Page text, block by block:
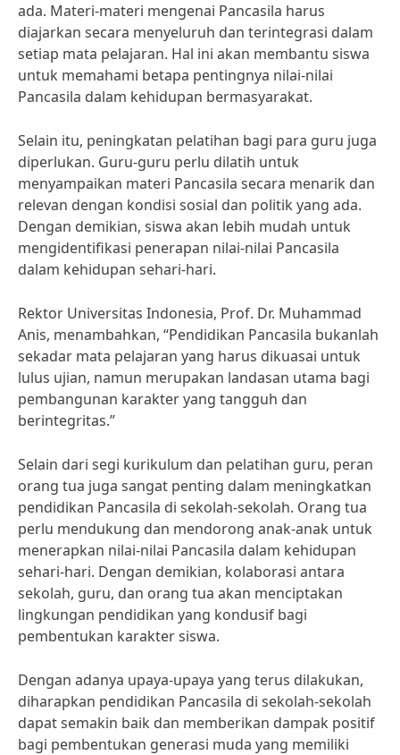
ada. Materi-materi mengenai Pancasila harus
diajarkan secara menyeluruh dan terintegrasi dalam
setiap mata pelajaran. Hal ini akan membantu siswa
untuk memahami betapa pentingnya nilai-nilai
Pancasila dalam kehidupan bermasyarakat.
Selain itu, peningkatan pelatihan bagi para guru juga
diperlukan. Guru-guru perlu dilatih untuk
menyampaikan materi Pancasila secara menarik dan
relevan dengan kondisi sosial dan politik yang ada.
Dengan demikian, siswa akan lebih mudah untuk
mengidentifikasi penerapan nilai-nilai Pancasila
dalam kehidupan sehari-hari.
Rektor Universitas Indonesia, Prof. Dr. Muhammad
Anis, menambahkan, “Pendidikan Pancasila bukanlah
sekadar mata pelajaran yang harus dikuasai untuk
lulus ujian, namun merupakan landasan utama bagi
pembangunan karakter yang tangguh dan
berintegritas.”
Selain dari segi kurikulum dan pelatihan guru, peran
orang tua juga sangat penting dalam meningkatkan
pendidikan Pancasila di sekolah-sekolah. Orang tua
perlu mendukung dan mendorong anak-anak untuk
menerapkan nilai-nilai Pancasila dalam kehidupan
sehari-hari. Dengan demikian, kolaborasi antara
sekolah, guru, dan orang tua akan menciptakan
lingkungan pendidikan yang kondusif bagi
pembentukan karakter siswa.
Dengan adanya upaya-upaya yang terus dilakukan,
diharapkan pendidikan Pancasila di sekolah-sekolah
dapat semakin baik dan memberikan dampak positif
bagi pembentukan generasi muda yang memiliki